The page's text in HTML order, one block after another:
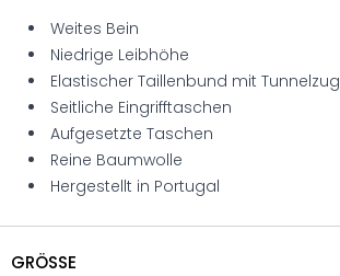
Weites Bein
Niedrige Leibhöhe
Elastischer Taillenbund mit Tunnelzug
Seitliche Eingrifftaschen
Aufgesetzte Taschen
Reine Baumwolle
Hergestellt in Portugal
GRÖSSE